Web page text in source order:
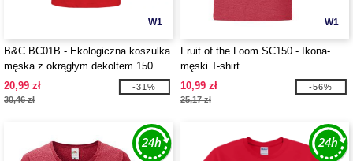
W1
B&C BC01B - Ekologiczna koszulka
męska z okrągłym dekoltem 150
20,99 zł
30,46 zł
-31%
W1
Fruit of the Loom SC150 - Ikona-
męski T-shirt
10,99 zł
25,17 zł
-56%